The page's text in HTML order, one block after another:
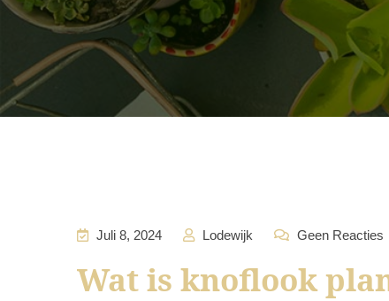
Juli 8, 2024 Lodewijk Geen Reacties
Wat is knoflook